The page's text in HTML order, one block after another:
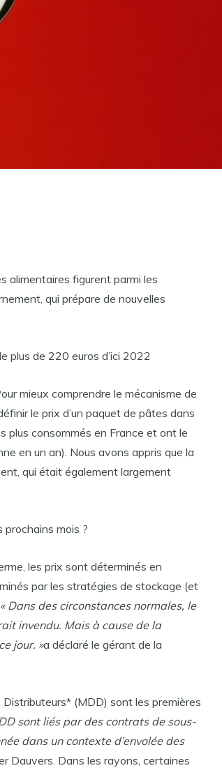
alimentaires figurent parmi les
qui prépare de nouvelles
plus de 220 euros d’ici 2022
mieux comprendre le mécanisme de
le prix d’un paquet de pâtes dans
plus consommés en France et ont le
en un an). Nous avons appris que la
qui était également largement
mois ?
les prix sont déterminés en
par les stratégies de stockage (et
« Dans des circonstances normales, le
invendu. Mais à cause de la
jour. »a déclaré le gérant de la
(MDD) sont les premières
sont liés par des contrats de sous-
dans un contexte d’envolée des
Dauvers. Dans les rayons, certaines